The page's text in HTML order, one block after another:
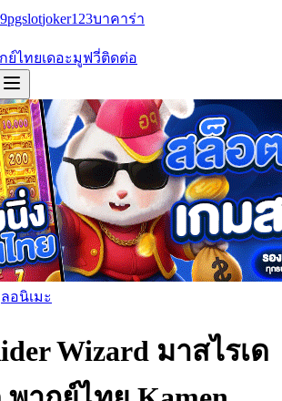
pgslotjoker123บาคาร่า
ย์ไทยเดอะมูฟวี่ติดต่อ
อนิเมะ
Wizard มาสไรเด